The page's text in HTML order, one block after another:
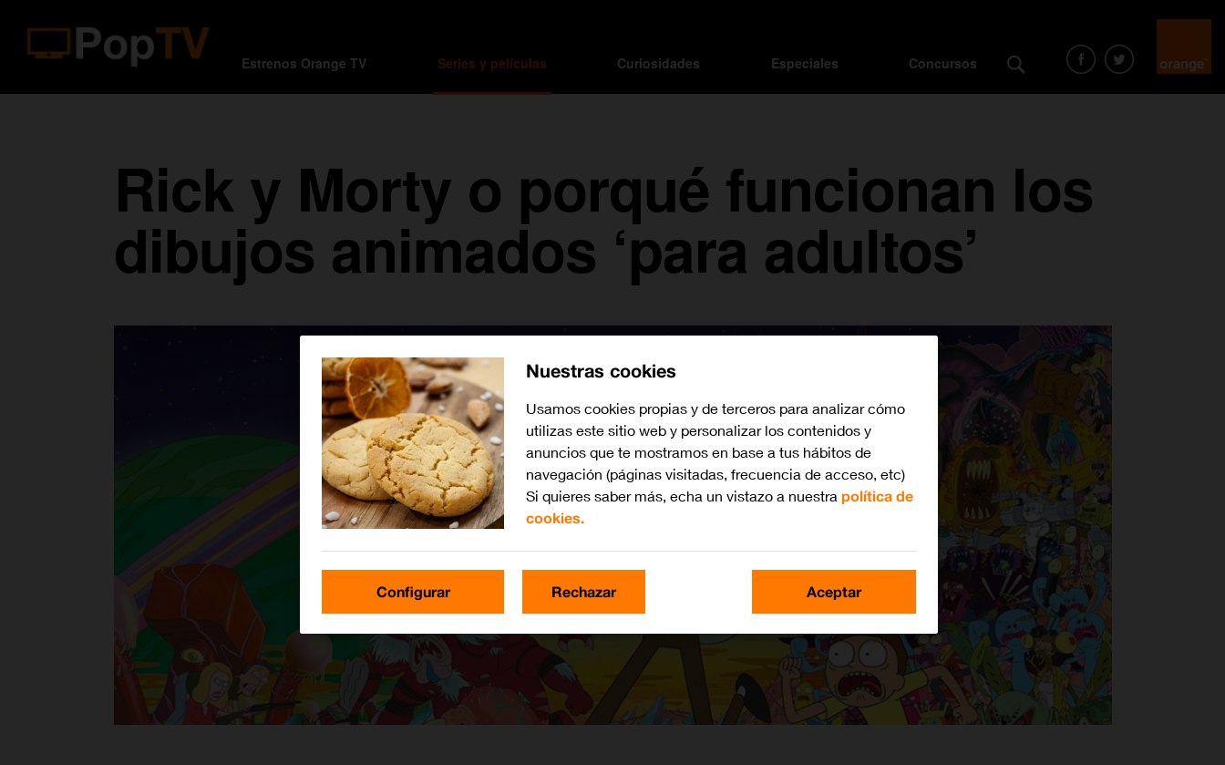
Estrenos Orange TV Series y películas Curiosidades Especiales Concursos
Rick y Morty o porqué funcionan los
dibujos animados ‘para adultos’
Nuestras cookies
Usamos cookies propias y de terceros para analizar cómo
utilizas este sitio web y personalizar los contenidos y
anuncios que te mostramos en base a tus hábitos de
navegación (páginas visitadas, frecuencia de acceso, etc)
Si quieres saber más, echa un vistazo a nuestra política de
cookies.
Configurar Rechazar Aceptar